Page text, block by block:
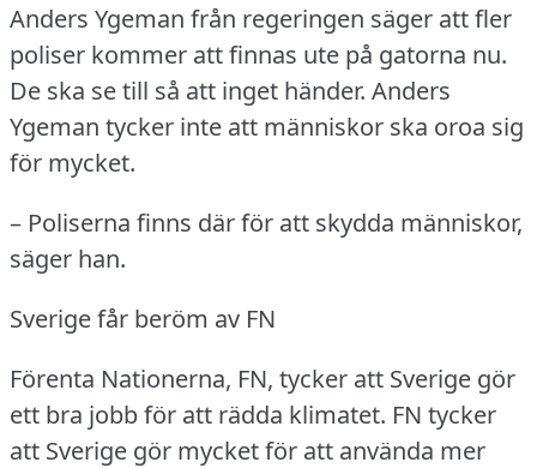
Anders Ygeman från regeringen säger att fler
poliser kommer att finnas ute på gatorna nu.
De ska se till så att inget händer. Anders
Ygeman tycker inte att människor ska oroa sig
för mycket.
– Poliserna finns där för att skydda människor,
säger han.
Sverige får beröm av FN
Förenta Nationerna, FN, tycker att Sverige gör
ett bra jobb för att rädda klimatet. FN tycker
att Sverige gör mycket för att använda mer